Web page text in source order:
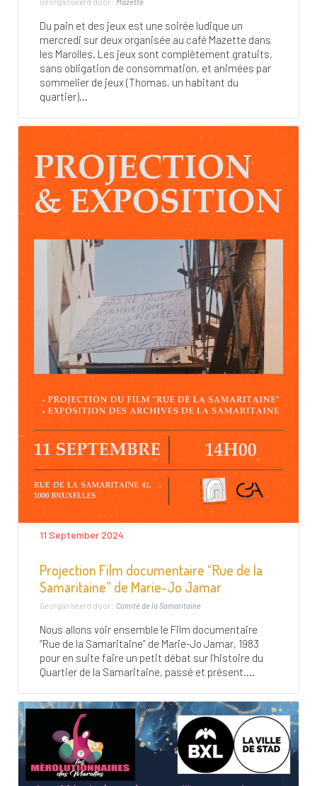
Du pain et des jeux est une soirée ludique un
mercredi sur deux organisée au café Mazette dans
les Marolles. Les jeux sont complètement gratuits,
sans obligation de consommation, et animées par
sommelier de jeux (Thomas, un habitant du
quartier)...
11 September 2024
Projection Film documentaire “Rue de la
Samaritaine” de Marie-Jo Jamar
Georganiseerd door : Comité de la Samaritaine
Nous allons voir ensemble le Film documentaire
“Rue de la Samaritaine” de Marie-Jo Jamar, 1983
pour en suite faire un petit débat sur l’histoire du
Quartier de la Samaritaine, passé et présent....